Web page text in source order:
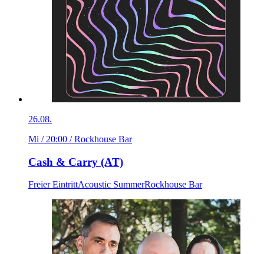
26.08.
Mi / 20:00 / Rockhouse Bar
Cash & Carry (AT)
Freier EintrittAcoustic SummerRockhouse Bar